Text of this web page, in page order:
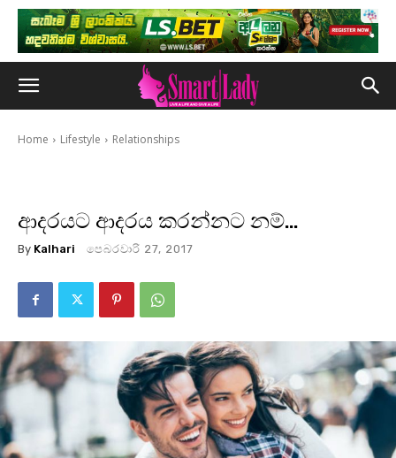
Home Lifestyle Relationships
ආදරයට ආදරය කරන්නට නම්…
By Kalhari පෙබරවාරි 27, 2017